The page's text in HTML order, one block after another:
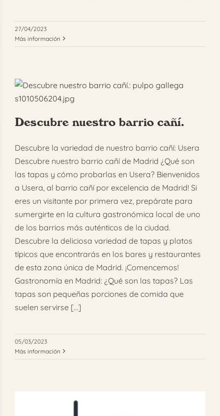
27/04/2023
Más información
Descubre nuestro barrio cañí.
Descubre la variedad de nuestro barrio cañí: Usera
Descubre nuestro barrio cañí de Madrid ¿Qué son
las tapas y cómo probarlas en Usera? Bienvenidos
a Usera, al barrio cañí por excelencia de Madrid! Si
eres un visitante por primera vez, prepárate para
sumergirte en la cultura gastronómica local de uno
de los barrios más auténticos de la ciudad.
Descubre la deliciosa variedad de tapas y platos
típicos que encontrarás en los bares y restaurantes
de esta zona única de Madrid. ¡Comencemos!
Gastronomía en Madrid: ¿Qué son las tapas? Las
tapas son pequeñas porciones de comida que
suelen servirse [...]
05/03/2023
Más información